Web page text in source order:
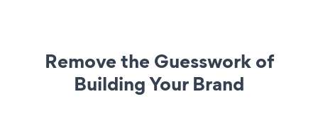
Remove the Guesswork of
Building Your Brand